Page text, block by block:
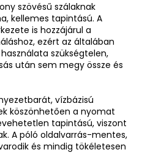
szövésű szálaknak
kellemes tapintású. A
is hozzájárul a
ezért az általában
szükségtelen,
után sem megy össze és
vízbázisú
köszönhetően a nyomat
tapintású, viszont
A póló oldalvarrás-mentes,
és mindig tökéletesen